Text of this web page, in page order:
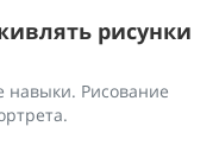
рисунки
навыки. Рисование